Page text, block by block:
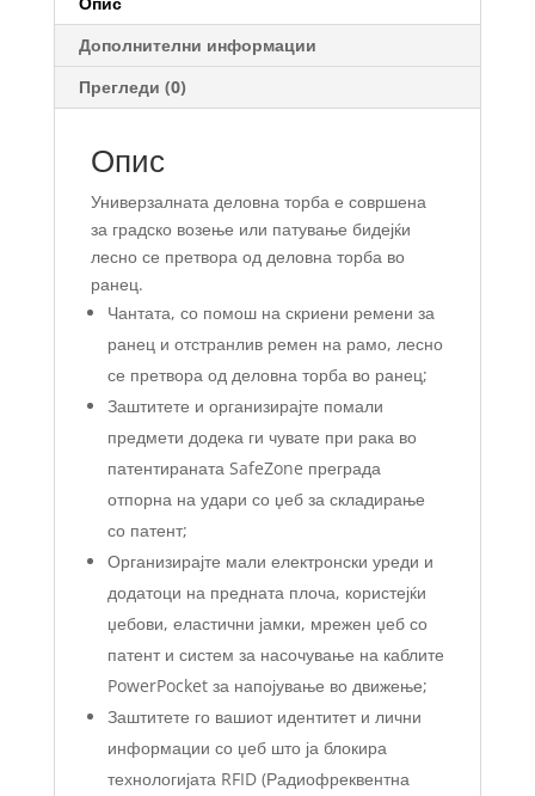
Дополнителни информации
Прегледи (0)
Опис
Универзалната деловна торба е совршена
за градско возење или патување бидејќи
лесно се претвора од деловна торба во
ранец.
Чантата, со помош на скриени ремени за
ранец и отстранлив ремен на рамо, лесно
се претвора од деловна торба во ранец;
Заштитете и организирајте помали
предмети додека ги чувате при рака во
патентираната SafeZone преграда
отпорна на удари со џеб за складирање
со патент;
Организирајте мали електронски уреди и
додатоци на предната плоча, користејќи
џебови, еластични јамки, мрежен џеб со
патент и систем за насочување на каблите
PowerPocket за напојување во движење;
Заштитете го вашиот идентитет и лични
информации со џеб што ја блокира
технологијата RFID (Радиофреквентна